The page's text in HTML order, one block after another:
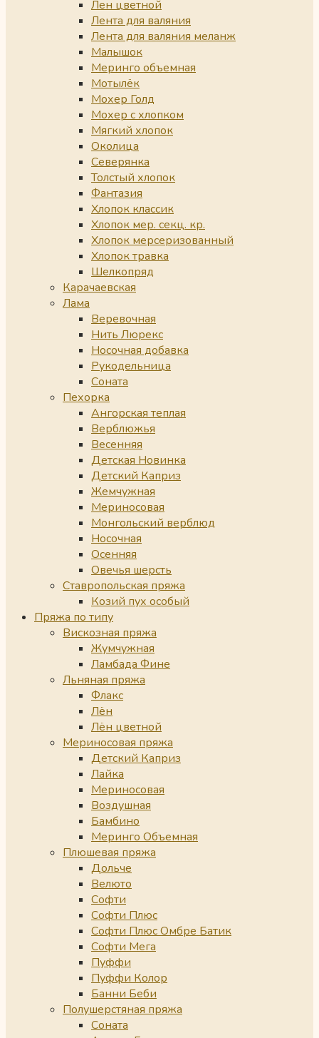
Лен цветной
Лента для валяния
Лента для валяния меланж
Малышок
Меринго объемная
Мотылёк
Мохер Голд
Мохер с хлопком
Мягкий хлопок
Околица
Северянка
Толстый хлопок
Фантазия
Хлопок классик
Хлопок мер. секц. кр.
Хлопок мерсеризованный
Хлопок травка
Шелкопряд
Карачаевская
Лама
Веревочная
Нить Люрекс
Носочная добавка
Рукодельница
Соната
Пехорка
Ангорская теплая
Верблюжья
Весенняя
Детская Новинка
Детский Каприз
Жемчужная
Мериносовая
Монгольский верблюд
Носочная
Осенняя
Овечья шерсть
Ставропольская пряжа
Козий пух особый
Пряжа по типу
Вискозная пряжа
Жумчужная
Ламбада Фине
Льняная пряжа
Флакс
Лён
Лён цветной
Мериносовая пряжа
Детский Каприз
Лайка
Мериносовая
Воздушная
Бамбино
Меринго Объемная
Плюшевая пряжа
Дольче
Велюто
Софти
Софти Плюс
Софти Плюс Омбре Батик
Софти Мега
Пуффи
Пуффи Колор
Банни Беби
Полушерстяная пряжа
Соната